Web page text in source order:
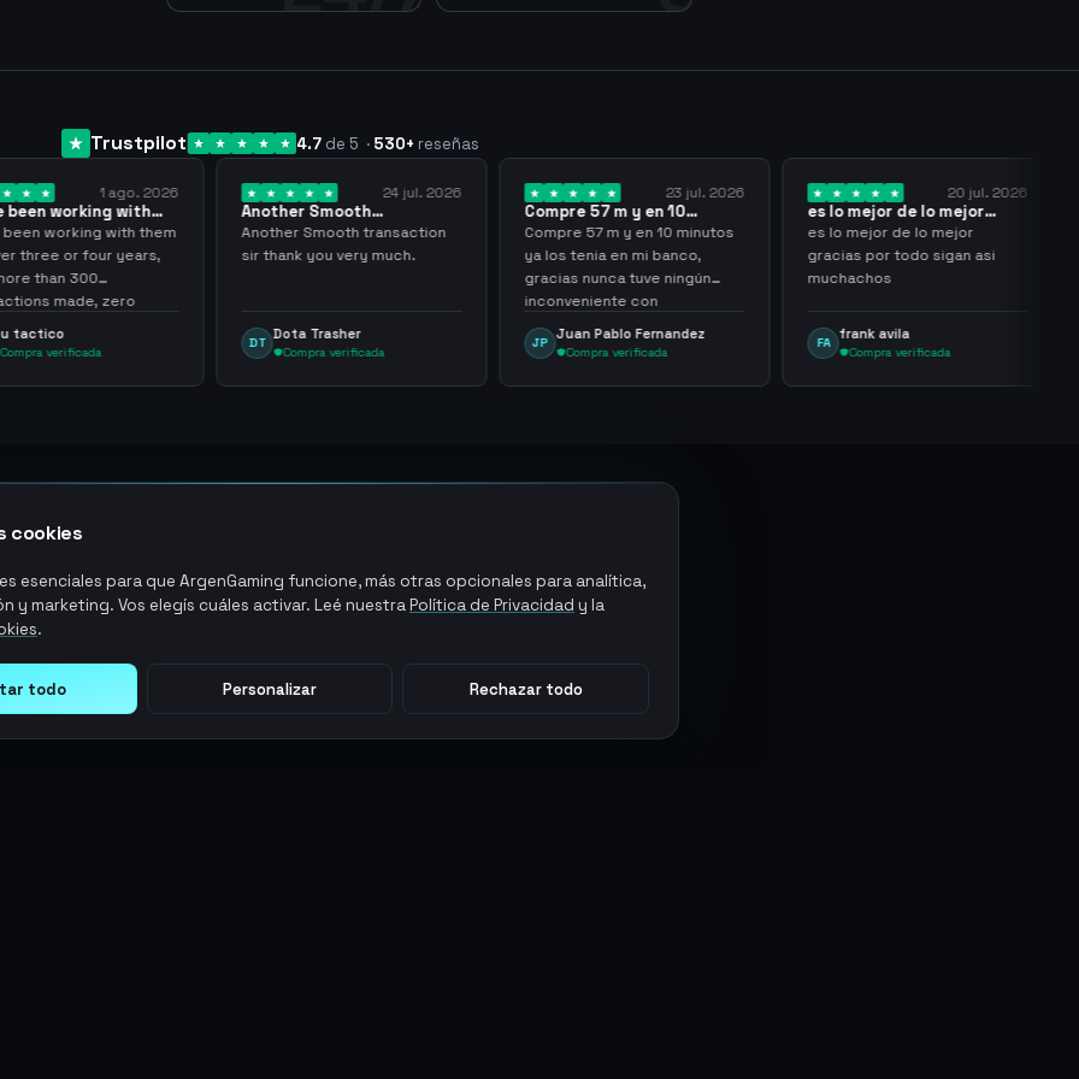
Trustpilot 4.7 de 5 · 530+ reseñas
1 ago. 2026
with
years
with them
years,
zero
24 jul. 2026
Another Smooth
transaction sir thank…
Another Smooth transaction
sir thank you very much.
Dota Trasher
Compra verificada
23 jul. 2026
Compre 57 m y en 10
minutos ya los…
Compre 57 m y en 10 minutos
ya los tenia en mi banco,
gracias nunca tuve ningún
inconveniente con
argenganming
Juan Pablo Fernandez
Compra verificada
20 jul. 2026
es lo mejor de lo mejor
gracias por…
es lo mejor de lo mejor
gracias por todo sigan asi
muchachos
frank avila
Compra verificada
cookies
esenciales para que ArgenGaming funcione, más otras opcionales para analítica,
y marketing. Vos elegís cuáles activar. Leé nuestraPolítica de Privacidad y la
.
todo Personalizar Rechazar todo